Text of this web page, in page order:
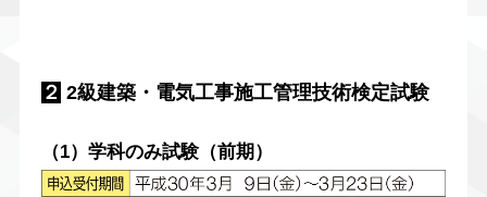
２ 2級建築・電気工事施工管理技術検定試験
（1）学科のみ試験（前期）